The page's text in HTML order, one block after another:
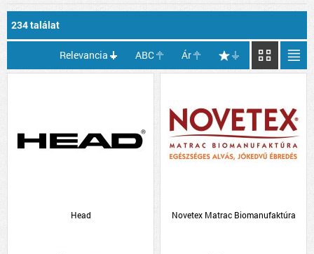
234 találat
Relevancia ABC Ár
Head Novetex Matrac Biomanufaktúra